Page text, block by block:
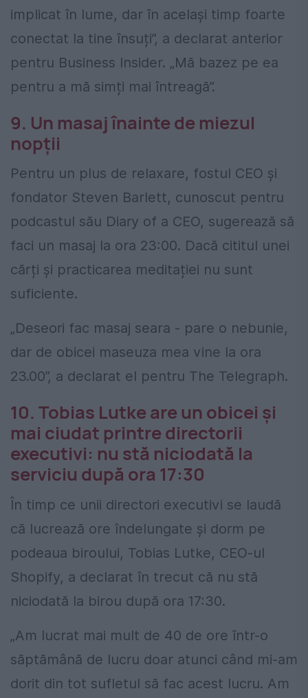
implicat în lume, dar în același timp foarte
conectat la tine însuți”, a declarat anterior
pentru Business Insider. „Mă bazez pe ea
pentru a mă simți mai întreagă”.
9. Un masaj înainte de miezul
nopții
Pentru un plus de relaxare, fostul CEO și
fondator Steven Barlett, cunoscut pentru
podcastul său Diary of a CEO, sugerează să
faci un masaj la ora 23:00. Dacă cititul unei
cărți și practicarea meditației nu sunt
suficiente.
„Deseori fac masaj seara - pare o nebunie,
dar de obicei maseuza mea vine la ora
23.00”, a declarat el pentru The Telegraph.
10. Tobias Lutke are un obicei și
mai ciudat printre directorii
executivi: nu stă niciodată la
serviciu după ora 17:30
În timp ce unii directori executivi se laudă
că lucrează ore îndelungate și dorm pe
podeaua biroului, Tobias Lutke, CEO-ul
Shopify, a declarat în trecut că nu stă
niciodată la birou după ora 17:30.
„Am lucrat mai mult de 40 de ore într-o
săptămână de lucru doar atunci când mi-am
dorit din tot sufletul să fac acest lucru. Am